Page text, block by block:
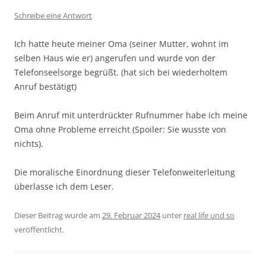
Schreibe eine Antwort
Ich hatte heute meiner Oma (seiner Mutter, wohnt im
selben Haus wie er) angerufen und wurde von der
Telefonseelsorge begrüßt. (hat sich bei wiederholtem
Anruf bestätigt)
Beim Anruf mit unterdrückter Rufnummer habe ich meine
Oma ohne Probleme erreicht (Spoiler: Sie wusste von
nichts).
Die moralische Einordnung dieser Telefonweiterleitung
überlasse ich dem Leser.
Dieser Beitrag wurde am 29. Februar 2024unter real life und so
veröffentlicht.